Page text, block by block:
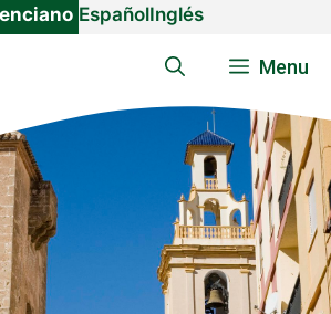
EspañolInglés
Menu